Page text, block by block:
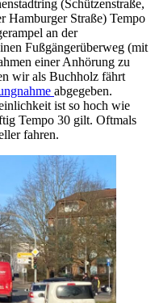
(Schützenstraße,
Hamburger Straße) Tempo
an der
Fußgängerüberweg (mit
einer Anhörung zu
wir als Buchholz fährt
abgegeben.
ist so hoch wie
Tempo 30 gilt. Oftmals
fahren.